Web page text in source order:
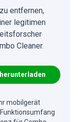
entfernen,
legitimen
Cleaner.
mobilgerät